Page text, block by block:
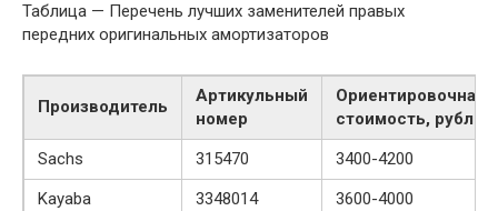
Таблица — Перечень лучших заменителей правых
передних оригинальных амортизаторов
Производитель
Артикульный
номер
Ориентировочная
стоимость, рубль
Sachs
315470
3400-4200
Kayaba
3348014
3600-4000